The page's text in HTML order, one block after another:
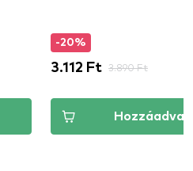
-20%
3.112 Ft 3.890 Ft
Hozzáadva